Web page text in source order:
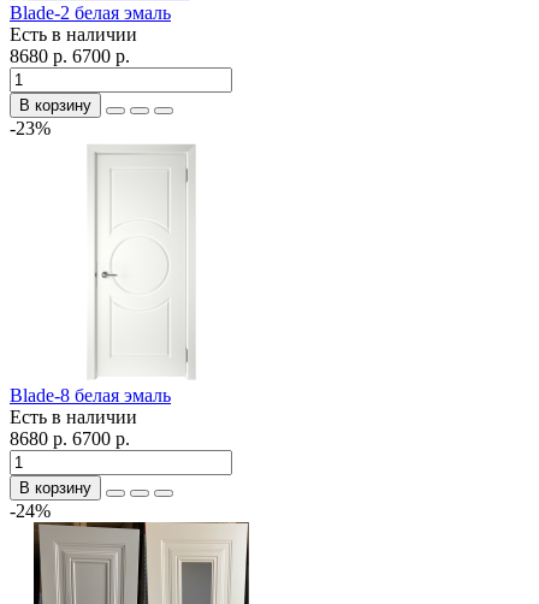
Blade-2 белая эмаль
Есть в наличии
8680 р. 6700 р.
В корзину
-23%
Blade-8 белая эмаль
Есть в наличии
8680 р. 6700 р.
В корзину
-24%